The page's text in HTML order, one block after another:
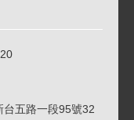
五路一段95號32